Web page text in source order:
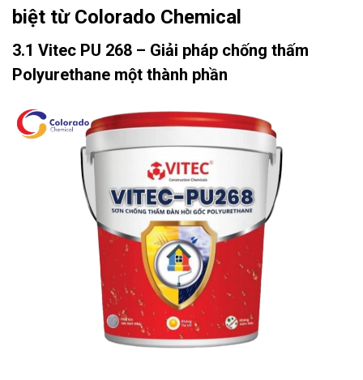
biệt từ Colorado Chemical
3.1 Vitec PU 268 – Giải pháp chống thấm
Polyurethane một thành phần